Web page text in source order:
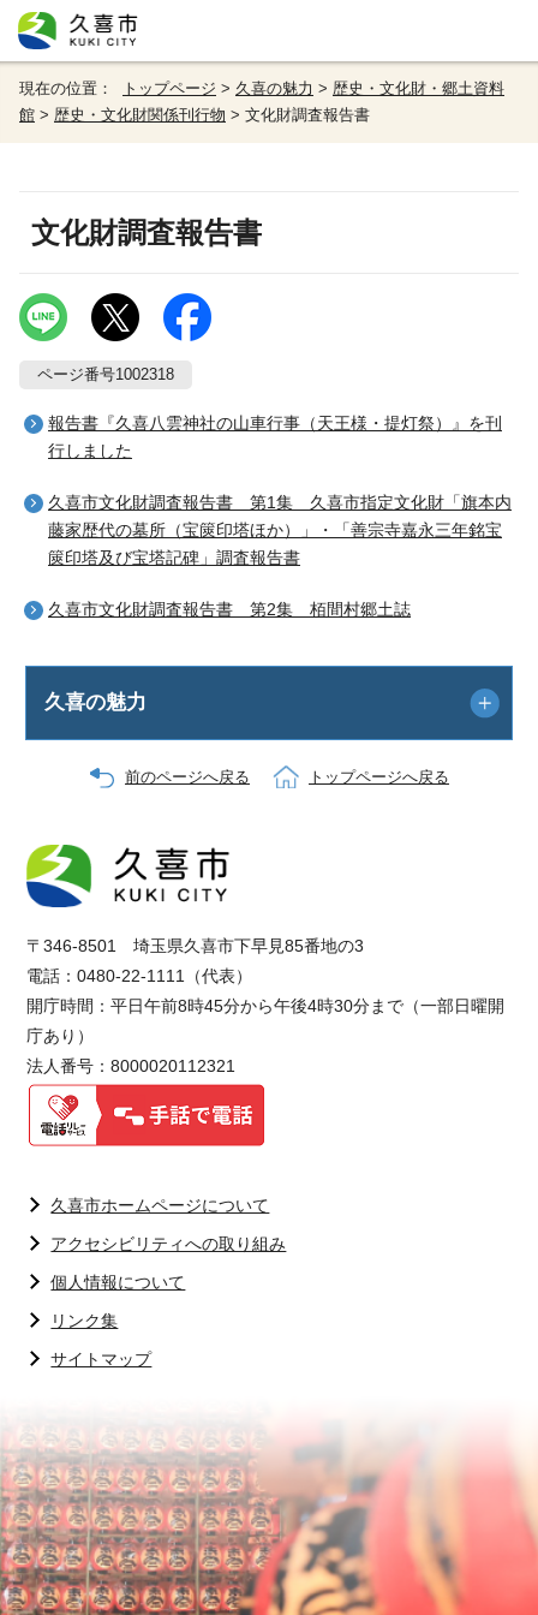
現在の位置： トップページ > 久喜の魅力 > 歴史・文化財・郷土資料
館 > 歴史・文化財関係刊行物 > 文化財調査報告書
文化財調査報告書
ページ番号1002318
報告書『久喜八雲神社の山車行事（天王様・提灯祭）』を刊
行しました
久喜市文化財調査報告書 第1集 久喜市指定文化財「旗本内
藤家歴代の墓所（宝篋印塔ほか）」・「善宗寺嘉永三年銘宝
篋印塔及び宝塔記碑」調査報告書
久喜市文化財調査報告書 第2集 栢間村郷土誌
久喜の魅力
前のページへ戻る トップページへ戻る
〒346-8501 埼玉県久喜市下早見85番地の3
電話：0480-22-1111（代表）
開庁時間：平日午前8時45分から午後4時30分まで（一部日曜開
庁あり）
法人番号：8000020112321
久喜市ホームページについて
アクセシビリティへの取り組み
個人情報について
リンク集
サイトマップ